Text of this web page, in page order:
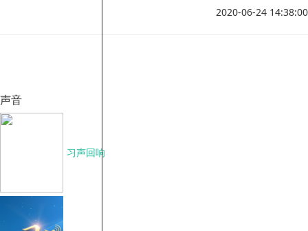
为“Meningeal lymphatics clear erythrocytes that arise from
2020-06-24 14:38:00
声音
习声回响